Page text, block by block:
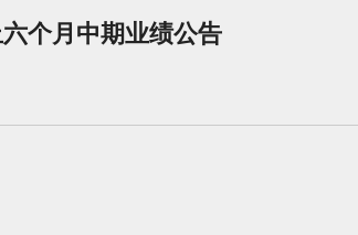
个月中期业绩公告